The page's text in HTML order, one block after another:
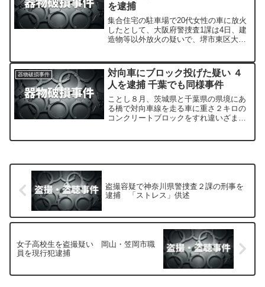
を逮捕
集合住宅の駐車場で20代女性の車に放火
したとして、大阪府警捜査1課は4日、建
造物等以外放火の疑いで、堺市東区大美
器物破損事件
対向車にブロック投げた疑い ４
人を逮捕 千葉でも同様事件
ことし８月、茨城県と千葉県の県境にあ
る橋で対向車線を走る車に重さ２キロの
コンクリートブロックをすれ違いざまに
盗撮容疑で神奈川県警捜査２課の刑事を
逮捕 「ストレス」供述
女子高校生を盗撮疑い 岡山・笠岡市職
員を現行犯逮捕